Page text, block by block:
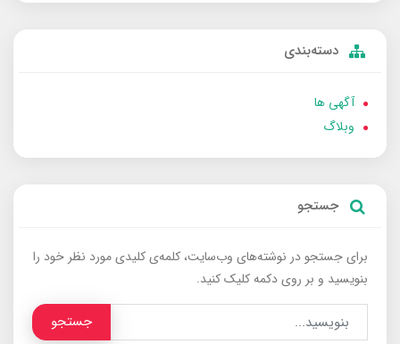
دسته‌بندی
آگهی ها
وبلاگ
جستجو
برای جستجو در نوشته‌های وب‌سایت، کلمه‌ی کلیدی مورد نظر خود را
بنویسید و بر روی دکمه کلیک کنید.
جستجو